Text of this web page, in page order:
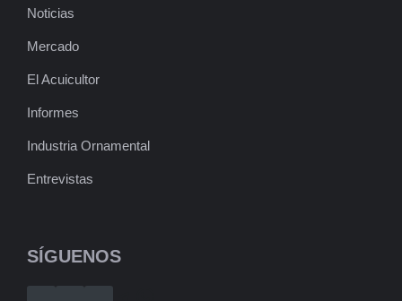
Noticias
Mercado
El Acuicultor
Informes
Industria Ornamental
Entrevistas
SÍGUENOS